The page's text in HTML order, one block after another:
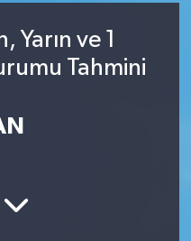
Yarın ve 1
Tahmini